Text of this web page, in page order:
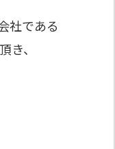
社である
、